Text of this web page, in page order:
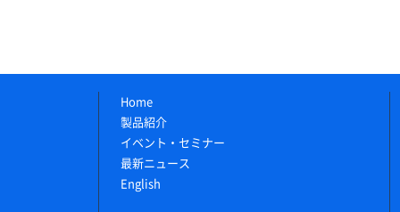
Home
製品紹介
イベント・セミナー
最新ニュース
English